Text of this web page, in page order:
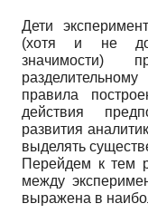
Дети
(хотя и не
значимости)
правила
действия
развития
выделять
Перейдем к тем
между
выражена в